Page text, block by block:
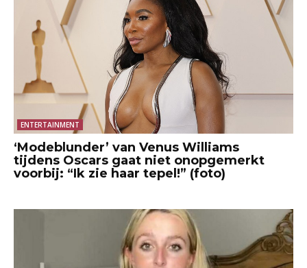
ENTERTAINMENT
‘Modeblunder’ van Venus Williams
tijdens Oscars gaat niet onopgemerkt
voorbij: “Ik zie haar tepel!” (foto)